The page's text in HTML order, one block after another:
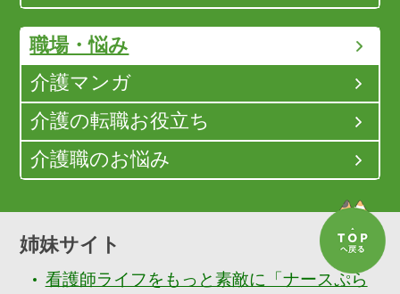
職場・悩み
介護マンガ
介護の転職お役立ち
介護職のお悩み
姉妹サイト
看護師ライフをもっと素敵に「ナースぷら